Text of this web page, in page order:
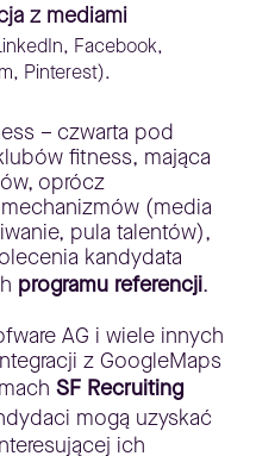
z mediami
Facebook,
Pinterest).
– czwarta pod
fitness, mająca
oprócz
(media
pula talentów),
kandydata
programu referencji.
AG i wiele innych
z GoogleMaps
SF Recruiting
mogą uzyskać
ich